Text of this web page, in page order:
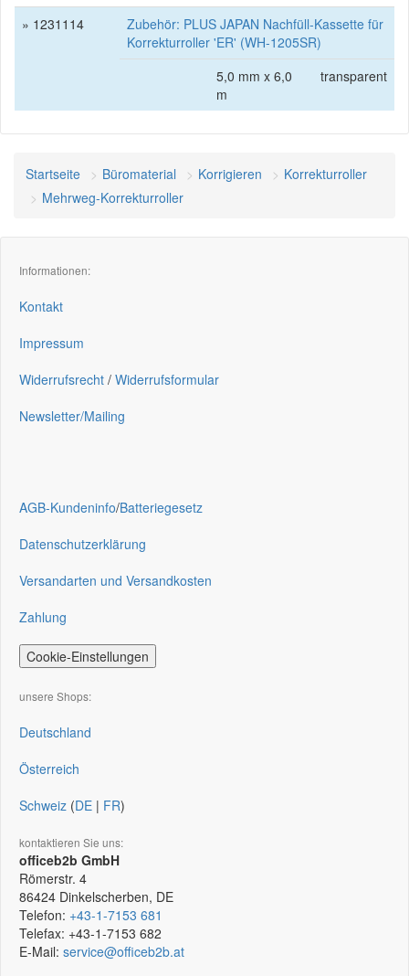
» 1231114
Zubehör: PLUS JAPAN Nachfüll-Kassette für
Korrekturroller 'ER' (WH-1205SR)
5,0 mm x 6,0
m
transparent
Startseite Büromaterial Korrigieren
Korrekturroller
Mehrweg-Korrekturroller
Informationen:
Kontakt
Impressum
Widerrufsrecht / Widerrufsformular
Newsletter/Mailing
AGB-Kundeninfo/Batteriegesetz
Datenschutzerklärung
Versandarten und Versandkosten
Zahlung
Cookie-Einstellungen
unsere Shops:
Deutschland
Österreich
Schweiz (DE | FR)
kontaktieren Sie uns:
officeb2b GmbH
Römerstr. 4
86424 Dinkelscherben, DE
Telefon: +43-1-7153 681
Telefax: +43-1-7153 682
E-Mail: service@officeb2b.at